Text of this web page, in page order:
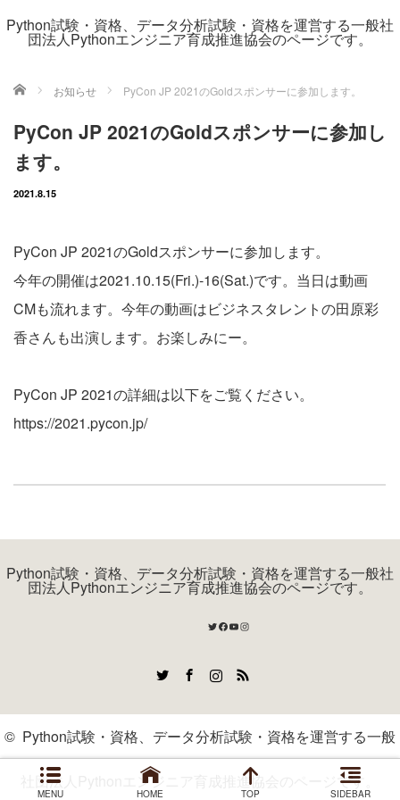
Python試験・資格、データ分析試験・資格を運営する一般社
団法人Pythonエンジニア育成推進協会のページです。
ホーム お知らせ PyCon JP 2021のGoldスポンサーに参加します。
PyCon JP 2021のGoldスポンサーに参加し
ます。
2021.8.15
PyCon JP 2021のGoldスポンサーに参加します。
今年の開催は2021.10.15(Fri.)-16(Sat.)です。当日は動画
CMも流れます。今年の動画はビジネスタレントの田原彩
香さんも出演します。お楽しみにー。
PyCon JP 2021の詳細は以下をご覧ください。
https://2021.pycon.jp/
Python試験・資格、データ分析試験・資格を運営する一般社
団法人Pythonエンジニア育成推進協会のページです。
Twitter
Facebook
YouTube
Instagram
RSS
MENU HOME TOP SIDEBAR
© Python試験・資格、データ分析試験・資格を運営する一般
社団法人Pythonエンジニア育成推進協会のページです。